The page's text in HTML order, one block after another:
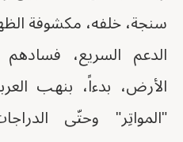
سنجة، خلفه، مكشوفة
الدعم السريع،
الأرض، بدءاً، بنهب
"المواتِر" وحتّى